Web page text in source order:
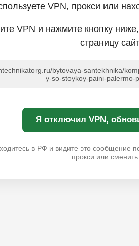
VPN, прокси или
VPN и нажмите кнопку
страницу
bytovaya-santekhnika/
y-so-stoykoy-paini-palermo-
Я отключил VPN,
в РФ и видите это сообщение
прокси или сменить